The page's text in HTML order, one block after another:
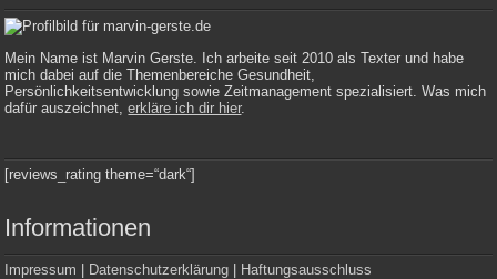
Mein Name ist Marvin Gerste. Ich arbeite seit 2010 als Texter und habe
mich dabei auf die Themenbereiche Gesundheit,
Persönlichkeitsentwicklung sowie Zeitmanagement spezialisiert. Was mich
dafür auszeichnet,erkläre ich dir hier.
[reviews_rating theme=“dark“]
Informationen
Impressum | Datenschutzerklärung | Haftungsausschluss